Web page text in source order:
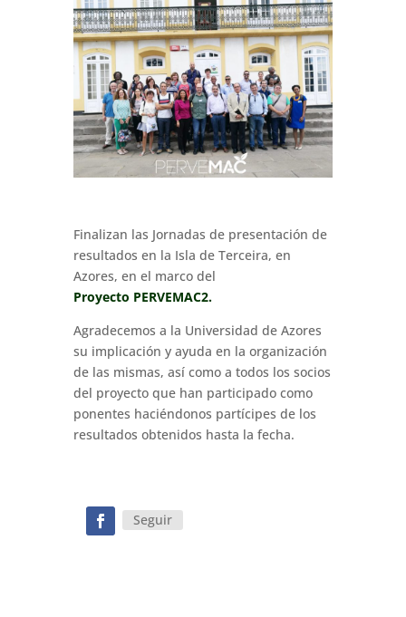
Finalizan las Jornadas de presentación de
resultados en la Isla de Terceira, en
Azores, en el marco del
Proyecto PERVEMAC2.
Agradecemos a la Universidad de Azores
su implicación y ayuda en la organización
de las mismas, así como a todos los socios
del proyecto que han participado como
ponentes haciéndonos partícipes de los
resultados obtenidos hasta la fecha.
Seguir